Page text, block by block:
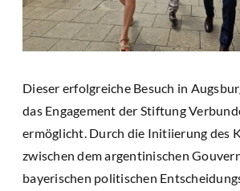
Dieser erfolgreiche Besuch in
das Engagement der Stiftung
ermöglicht. Durch die Initiierung des
zwischen dem argentinischen
bayerischen politischen